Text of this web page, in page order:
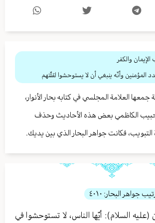
والكفر
وأنّه ينبغي أن لا يستوحشوا لقلّتهم
العلامة المجلسي في كتابه بحار الأنوار،
الكاظمي بعض هذه الأحاديث وحذف
التبويب، فكانت جواهر البحار الذي بين يديك.
جواهر البحار: ٤٠١٠
(عليه السلام): أيّها الناس، لا تستوحشوا في